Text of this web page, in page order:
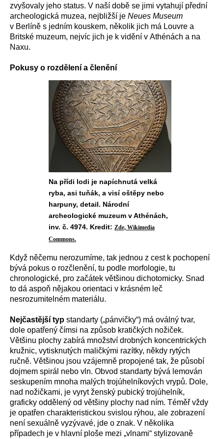
zvyšovaly jeho status. V naší době se jimi vytahují přední
archeologická muzea, nejbližší je Neues Museum
v Berlíně s jedním kouskem, několik jich má Louvre a
Britské muzeum, nejvíc jich je k vidění v Athénách a na
Naxu.
Pokusy o rozdělení a členění
Na přídi lodi je napíchnutá velká
ryba, asi tuňák, a visí oštěpy nebo
harpuny, detail. Národní
archeologické muzeum v Athénách,
inv. č. 4974. Kredit: Zde, Wikimedia
Commons.
Když něčemu nerozumíme, tak jednou z cest k pochopení
bývá pokus o rozčlenění, tu podle morfologie, tu
chronologické, pro začátek většinou dichotomicky. Snad
to dá aspoň nějakou orientaci v krásném leč
nesrozumitelném materiálu.
Nejčastější typ standarty („pánvičky“) má oválný tvar,
dole opatřený čímsi na způsob kratičkých nožiček.
Většinu plochy zabírá množství drobných koncentrických
kružnic, vytisknutých maličkými razítky, někdy rytých
ručně. Většinou jsou vzájemně propojené tak, že působí
dojmem spirál nebo vln. Obvod standarty bývá lemován
seskupením mnoha malých trojúhelníkových vrypů. Dole,
nad nožičkami, je vyryt ženský pubický trojúhelník,
graficky oddělený od většiny plochy nad ním. Téměř vždy
je opatřen charakteristickou svislou rýhou, ale zobrazení
není sexuálně vyzývavé, jde o znak. V několika
případech je v hlavní ploše mezi „vlnami“ stylizovaně